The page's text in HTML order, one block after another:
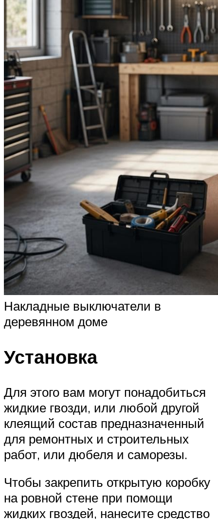
Накладные выключатели в
деревянном доме
Установка
Для этого вам могут понадобиться
жидкие гвозди, или любой другой
клеящий состав предназначенный
для ремонтных и строительных
работ, или дюбеля и саморезы.
Чтобы закрепить открытую коробку
на ровной стене при помощи
жидких гвоздей, нанесите средство